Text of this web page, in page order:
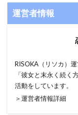
運営者情報
RISOKA（リソカ）
「彼女と末永く続く
活動をしています。
＞運営者情報詳細